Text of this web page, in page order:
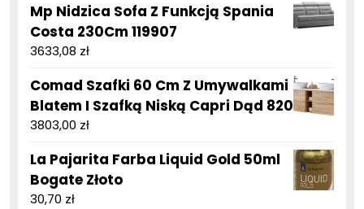
Mp Nidzica Sofa Z Funkcją Spania
Costa 230Cm 119907
3633,08 zł
Comad Szafki 60 Cm Z Umywalkami
Blatem I Szafką Niską Capri Dąd 820
3803,00 zł
La Pajarita Farba Liquid Gold 50ml
Bogate Złoto
30,70 zł